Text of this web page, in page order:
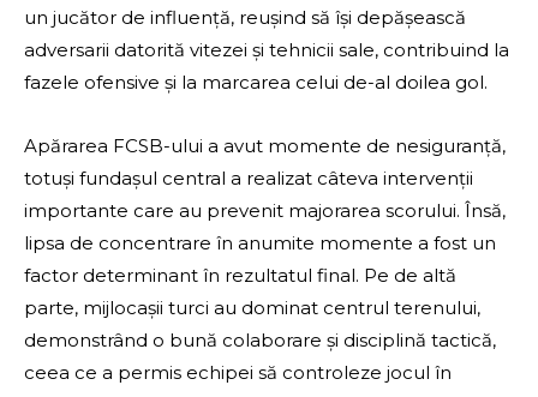
un jucător de influență, reușind să își depășească
adversarii datorită vitezei și tehnicii sale, contribuind la
fazele ofensive și la marcarea celui de-al doilea gol.
Apărarea FCSB-ului a avut momente de nesiguranță,
totuși fundașul central a realizat câteva intervenții
importante care au prevenit majorarea scorului. Însă,
lipsa de concentrare în anumite momente a fost un
factor determinant în rezultatul final. Pe de altă
parte, mijlocașii turci au dominat centrul terenului,
demonstrând o bună colaborare și disciplină tactică,
ceea ce a permis echipei să controleze jocul în